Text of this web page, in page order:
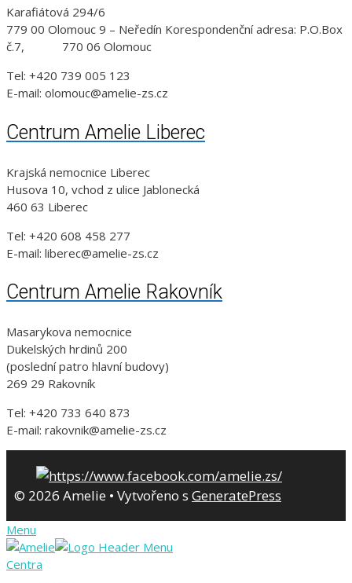
Karafiátová 294/6
779 00 Olomouc 9 – Neředín Korespondenční adresa: P.O.Box
č.7, 770 06 Olomouc
Tel: +420 739 005 123
E-mail: olomouc@amelie-zs.cz
Centrum Amelie Liberec
Krajská nemocnice Liberec
Husova 10, vchod z ulice Jablonecká
460 63 Liberec
Tel: +420 608 458 277
E-mail: liberec@amelie-zs.cz
Centrum Amelie Rakovník
Masarykova nemocnice
Dukelských hrdinů 200
(poslední patro hlavní budovy)
269 29 Rakovník
Tel: +420 733 640 873
E-mail: rakovnik@amelie-zs.cz
© 2026 Amelie • Vytvořeno s GeneratePress
Menu
Centra